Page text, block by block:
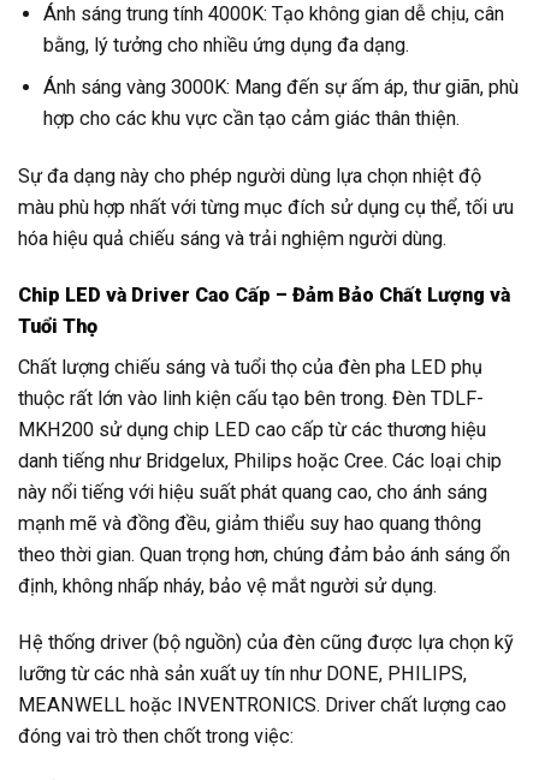
Ánh sáng trung tính 4000K: Tạo không gian dễ chịu, cân
bằng, lý tưởng cho nhiều ứng dụng đa dạng.
Ánh sáng vàng 3000K: Mang đến sự ấm áp, thư giãn, phù
hợp cho các khu vực cần tạo cảm giác thân thiện.
Sự đa dạng này cho phép người dùng lựa chọn nhiệt độ
màu phù hợp nhất với từng mục đích sử dụng cụ thể, tối ưu
hóa hiệu quả chiếu sáng và trải nghiệm người dùng.
Chip LED và Driver Cao Cấp – Đảm Bảo Chất Lượng và
Tuổi Thọ
Chất lượng chiếu sáng và tuổi thọ của đèn pha LED phụ
thuộc rất lớn vào linh kiện cấu tạo bên trong. Đèn TDLF-
MKH200 sử dụng chip LED cao cấp từ các thương hiệu
danh tiếng như Bridgelux, Philips hoặc Cree. Các loại chip
này nổi tiếng với hiệu suất phát quang cao, cho ánh sáng
mạnh mẽ và đồng đều, giảm thiểu suy hao quang thông
theo thời gian. Quan trọng hơn, chúng đảm bảo ánh sáng ổn
định, không nhấp nháy, bảo vệ mắt người sử dụng.
Hệ thống driver (bộ nguồn) của đèn cũng được lựa chọn kỹ
lưỡng từ các nhà sản xuất uy tín như DONE, PHILIPS,
MEANWELL hoặc INVENTRONICS. Driver chất lượng cao
đóng vai trò then chốt trong việc: